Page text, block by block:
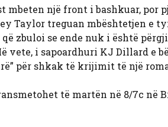
mbeten një front i bashkuar, por
Taylor treguan mbështetjen e
zbuloi se ende nuk i është
vete, i sapoardhuri KJ Dillard e
për shkak të krijimit të një
të martën në 8/7c në